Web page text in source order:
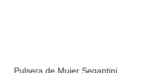
Pulsera de Mujer Segantini